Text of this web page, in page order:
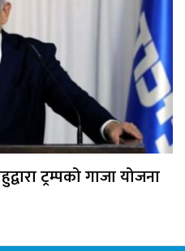
ट्रम्पको गाजा योजना